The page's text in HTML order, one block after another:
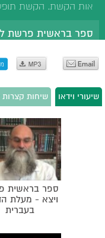
ירוחם'. כפיות טובה.
אות הקשת. הקשת
לאורך זמן.
ספר בראשית פרשת
לעליית אברהם לארץ
מידת הזריזות של
הזריזות של משה. מעלת
מצווה הבאה לידך אל
ספר בראשית פרשת
מה נלמד ממניין חיי
משנותיו של האדם. חיי
ספר בראשית פרשת
מדוע היו האבות
שבתפילה.
ספר בראשית פרשת
שיעורי וידאו שיחות
ספר בראשית
ויצא - מעלת
בעברית